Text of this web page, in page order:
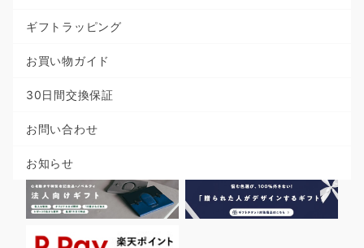
ギフトラッピング
お買い物ガイド
30日間交換保証
お問い合わせ
お知らせ